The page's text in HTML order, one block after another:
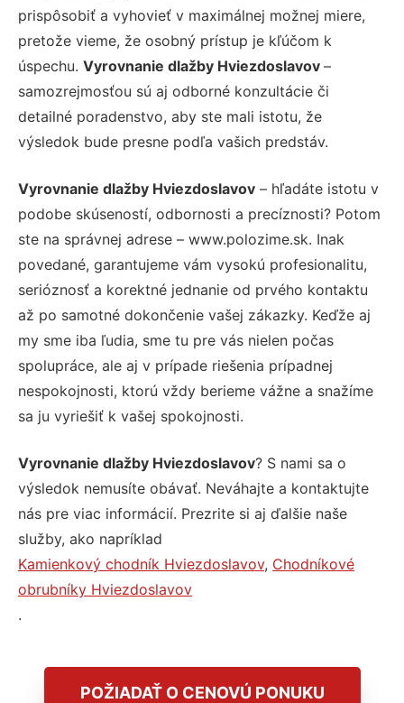
prispôsobiť a vyhovieť v maximálnej možnej miere,
pretože vieme, že osobný prístup je kľúčom k
úspechu. Vyrovnanie dlažby Hviezdoslavov –
samozrejmosťou sú aj odborné konzultácie či
detailné poradenstvo, aby ste mali istotu, že
výsledok bude presne podľa vašich predstáv.
Vyrovnanie dlažby Hviezdoslavov – hľadáte istotu v
podobe skúseností, odbornosti a precíznosti? Potom
ste na správnej adrese – www.polozime.sk. Inak
povedané, garantujeme vám vysokú profesionalitu,
serióznosť a korektné jednanie od prvého kontaktu
až po samotné dokončenie vašej zákazky. Keďže aj
my sme iba ľudia, sme tu pre vás nielen počas
spolupráce, ale aj v prípade riešenia prípadnej
nespokojnosti, ktorú vždy berieme vážne a snažíme
sa ju vyriešiť k vašej spokojnosti.
Vyrovnanie dlažby Hviezdoslavov? S nami sa o
výsledok nemusíte obávať. Neváhajte a kontaktujte
nás pre viac informácií. Prezrite si aj ďalšie naše
služby, ako napríklad
Kamienkový chodník Hviezdoslavov, Chodníkové
obrubníky Hviezdoslavov
.
POŽIADAŤ O CENOVÚ PONUKU